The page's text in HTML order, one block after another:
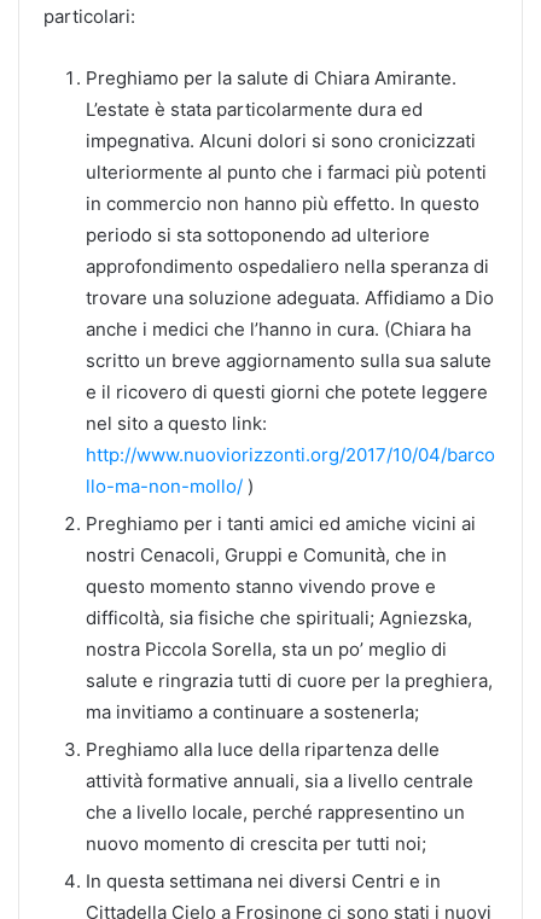
particolari:
Preghiamo per la salute di Chiara Amirante.
L’estate è stata particolarmente dura ed
impegnativa. Alcuni dolori si sono cronicizzati
ulteriormente al punto che i farmaci più potenti
in commercio non hanno più effetto. In questo
periodo si sta sottoponendo ad ulteriore
approfondimento ospedaliero nella speranza di
trovare una soluzione adeguata. Affidiamo a Dio
anche i medici che l’hanno in cura. (Chiara ha
scritto un breve aggiornamento sulla sua salute
e il ricovero di questi giorni che potete leggere
nel sito a questo link:
http://www.nuoviorizzonti.org/2017/10/04/barco
llo-ma-non-mollo/ )
Preghiamo per i tanti amici ed amiche vicini ai
nostri Cenacoli, Gruppi e Comunità, che in
questo momento stanno vivendo prove e
difficoltà, sia fisiche che spirituali; Agniezska,
nostra Piccola Sorella, sta un po’ meglio di
salute e ringrazia tutti di cuore per la preghiera,
ma invitiamo a continuare a sostenerla;
Preghiamo alla luce della ripartenza delle
attività formative annuali, sia a livello centrale
che a livello locale, perché rappresentino un
nuovo momento di crescita per tutti noi;
In questa settimana nei diversi Centri e in
Cittadella Cielo a Frosinone ci sono stati i nuovi